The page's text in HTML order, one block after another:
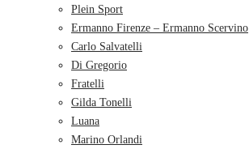
Plein Sport
Ermanno Firenze – Ermanno Scervino
Carlo Salvatelli
Di Gregorio
Fratelli
Gilda Tonelli
Luana
Marino Orlandi